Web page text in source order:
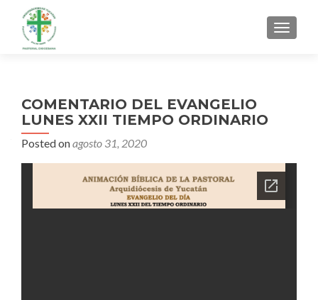
MENU
COMENTARIO DEL EVANGELIO
LUNES XXII TIEMPO ORDINARIO
Posted onagosto 31, 2020